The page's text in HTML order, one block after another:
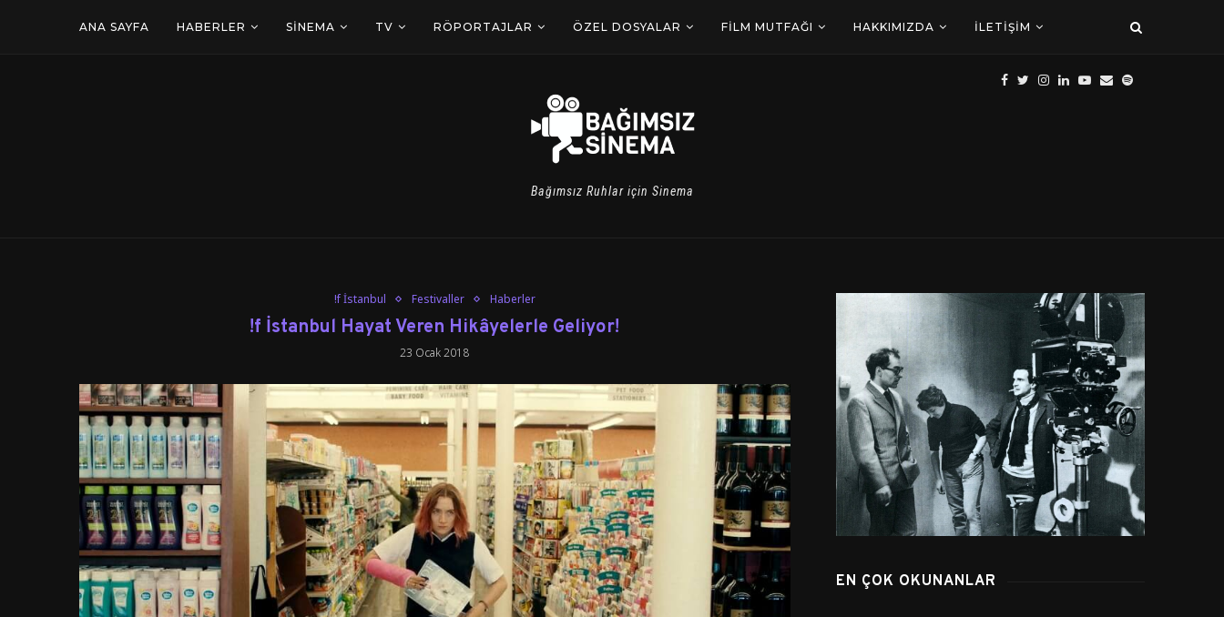
ANA SAYFA HABERLER SINEMA TV RÖPORTAJLAR ÖZEL DOSYALAR FILM MUTFAĞI HAKKIMIZDA İLETIŞIM
Bağımsız Ruhlar için Sinema
!f İstanbul Festivaller Haberler
!f İstanbul Hayat Veren Hikâyelerle Geliyor!
23 Ocak 2018
EN ÇOK OKUNANLAR